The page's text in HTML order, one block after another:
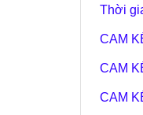
Thời
CAM
CAM
CAM